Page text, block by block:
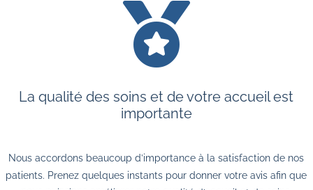

La qualité des soins et de votre accueil est
importante
Nous accordons beaucoup d’importance à la satisfaction de nos
patients. Prenez quelques instants pour donner votre avis afin que